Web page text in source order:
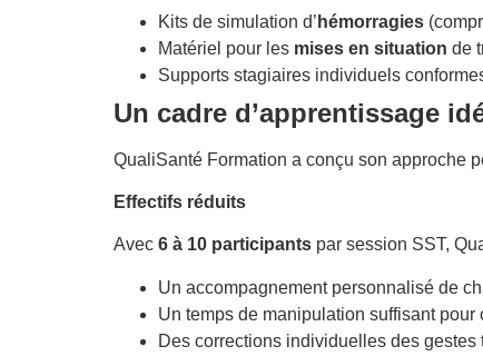
Kits de simulation d’ hémorragies
Matériel pour les mises en situation de
Supports stagiaires individuels
Un cadre d’apprentissage
QualiSanté Formation a conçu son approche
Effectifs réduits
Avec 6 à 10 participants par session SST,
Un accompagnement personnalisé de
Un temps de manipulation suffisant pour
Des corrections individuelles des gestes